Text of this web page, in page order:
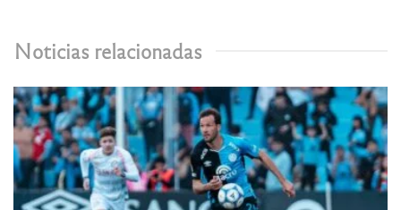
Noticias relacionadas